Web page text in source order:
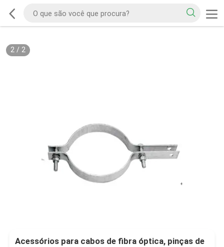
2/ 2
Acessórios para cabos de fibra óptica, pinças de